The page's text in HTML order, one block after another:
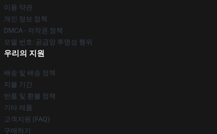
이용 약관
개인 정보 정책
DMCA - 저작권 정책
모델 번호: 공급망 투명성 행위
우리의 지원
배송 및 배송 정책
지불 기간
반품 및 환불 정책
기타 제품
고객지원 (FAQ)
구매하기